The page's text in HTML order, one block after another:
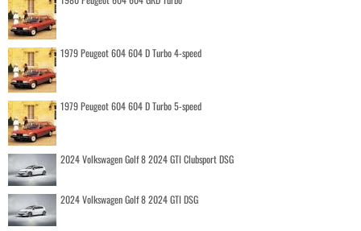
1979 Peugeot 604 604 D Turbo 4-speed
1979 Peugeot 604 604 D Turbo 5-speed
2024 Volkswagen Golf 8 2024 GTI Clubsport DSG
2024 Volkswagen Golf 8 2024 GTI DSG